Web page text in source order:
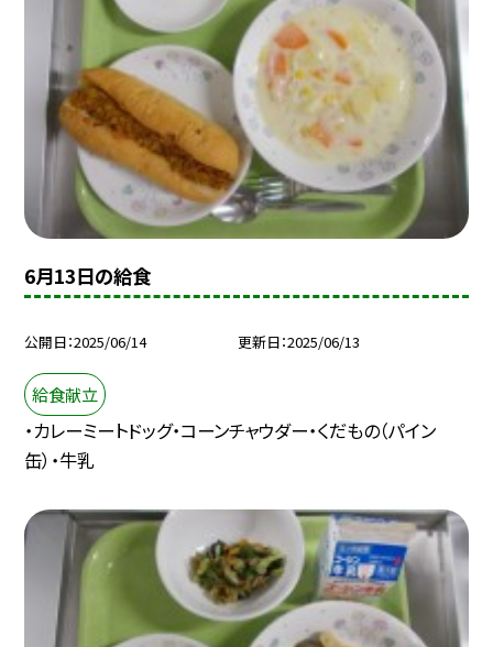
6月13日の給食
公開日 2025/06/14 更新日 2025/06/13
給食献立
・カレーミートドッグ・コーンチャウダー・くだもの（パイン
缶）・牛乳